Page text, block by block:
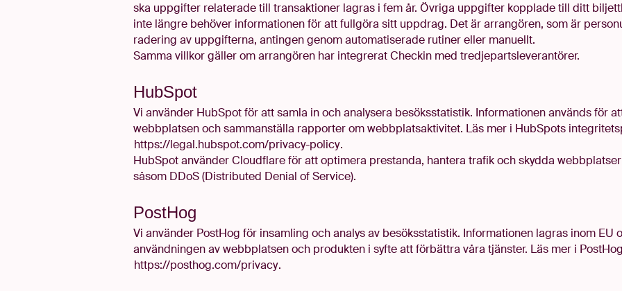
ska uppgifter relaterade till transaktioner lagras i fem år. Övriga uppgifter kopplade till ditt
inte längre behöver informationen för att fullgöra sitt uppdrag. Det är arrangören, som är
radering av uppgifterna, antingen genom automatiserade rutiner eller manuellt.
Samma villkor gäller om arrangören har integrerat Checkin med tredjepartsleverantörer.
HubSpot
Vi använder HubSpot för att samla in och analysera besöksstatistik. Informationen används för
webbplatsen och sammanställa rapporter om webbplatsaktivitet. Läs mer i HubSpots
https://legal.hubspot.com/privacy-policy.
HubSpot använder Cloudflare för att optimera prestanda, hantera trafik och skydda
såsom DDoS (Distributed Denial of Service).
PostHog
Vi använder PostHog för insamling och analys av besöksstatistik. Informationen lagras inom EU
användningen av webbplatsen och produkten i syfte att förbättra våra tjänster. Läs mer i
https://posthog.com/privacy.